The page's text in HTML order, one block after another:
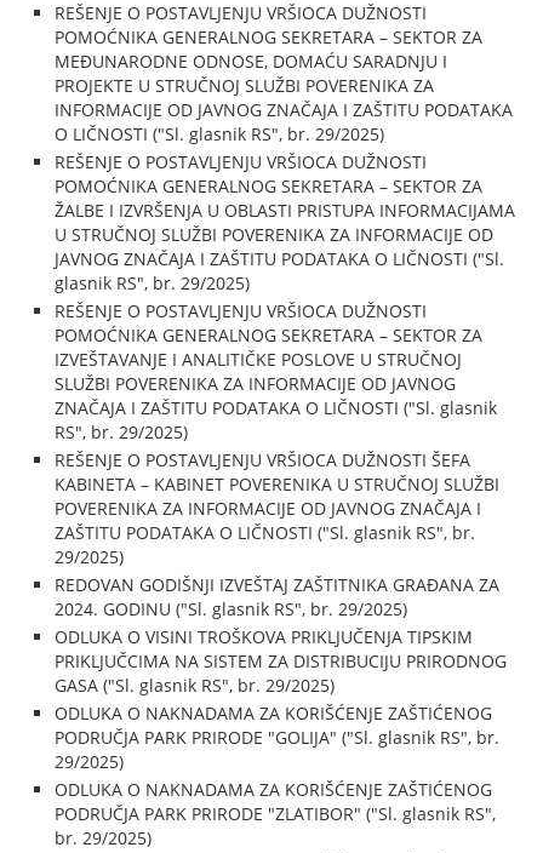
REŠENJE O POSTAVLJENJU VRŠIOCA DUŽNOSTI
POMOĆNIKA GENERALNOG SEKRETARA – SEKTOR ZA
MEĐUNARODNE ODNOSE, DOMAĆU SARADNJU I
PROJEKTE U STRUČNOJ SLUŽBI POVERENIKA ZA
INFORMACIJE OD JAVNOG ZNAČAJA I ZAŠTITU PODATAKA
O LIČNOSTI ("Sl. glasnik RS", br. 29/2025)
REŠENJE O POSTAVLJENJU VRŠIOCA DUŽNOSTI
POMOĆNIKA GENERALNOG SEKRETARA – SEKTOR ZA
ŽALBE I IZVRŠENJA U OBLASTI PRISTUPA INFORMACIJAMA
U STRUČNOJ SLUŽBI POVERENIKA ZA INFORMACIJE OD
JAVNOG ZNAČAJA I ZAŠTITU PODATAKA O LIČNOSTI ("Sl.
glasnik RS", br. 29/2025)
REŠENJE O POSTAVLJENJU VRŠIOCA DUŽNOSTI
POMOĆNIKA GENERALNOG SEKRETARA – SEKTOR ZA
IZVEŠTAVANJE I ANALITIČKE POSLOVE U STRUČNOJ
SLUŽBI POVERENIKA ZA INFORMACIJE OD JAVNOG
ZNAČAJA I ZAŠTITU PODATAKA O LIČNOSTI ("Sl. glasnik
RS", br. 29/2025)
REŠENJE O POSTAVLJENJU VRŠIOCA DUŽNOSTI ŠEFA
KABINETA – KABINET POVERENIKA U STRUČNOJ SLUŽBI
POVERENIKA ZA INFORMACIJE OD JAVNOG ZNAČAJA I
ZAŠTITU PODATAKA O LIČNOSTI ("Sl. glasnik RS", br.
29/2025)
REDOVAN GODIŠNJI IZVEŠTAJ ZAŠTITNIKA GRAĐANA ZA
2024. GODINU ("Sl. glasnik RS", br. 29/2025)
ODLUKA O VISINI TROŠKOVA PRIKLJUČENJA TIPSKIM
PRIKLJUČCIMA NA SISTEM ZA DISTRIBUCIJU PRIRODNOG
GASA ("Sl. glasnik RS", br. 29/2025)
ODLUKA O NAKNADAMA ZA KORIŠĆENJE ZAŠTIĆENOG
PODRUČJA PARK PRIRODE "GOLIJA" ("Sl. glasnik RS", br.
29/2025)
ODLUKA O NAKNADAMA ZA KORIŠĆENJE ZAŠTIĆENOG
PODRUČJA PARK PRIRODE "ZLATIBOR" ("Sl. glasnik RS",
br. 29/2025)